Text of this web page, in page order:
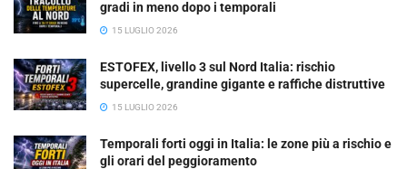
gradi in meno dopo i temporali
15 LUGLIO 2026
ESTOFEX, livello 3 sul Nord Italia: rischio
supercelle, grandine gigante e raffiche distruttive
15 LUGLIO 2026
Temporali forti oggi in Italia: le zone più a rischio e
gli orari del peggioramento